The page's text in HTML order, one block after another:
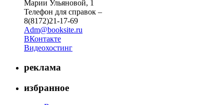
Марии Ульяновой, 1
Телефон для справок –
8(8172)21-17-69
Adm@booksite.ru
ВКонтакте
Видеохостинг
реклама
избранное